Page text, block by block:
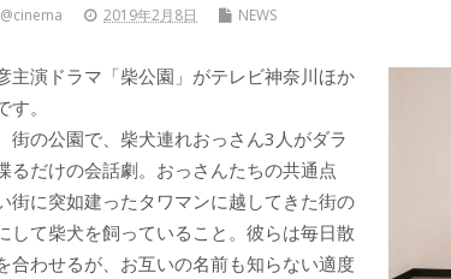
2019年2月8日 NEWS
主演ドラマ「柴公園」がテレビ神奈川ほか
す。
街の公園で、柴犬連れおっさん3人がダラ
るだけの会話劇。おっさんたちの共通点
街に突如建ったタワマンに越してきた街の
して柴犬を飼っていること。彼らは毎日散
合わせるが、お互いの名前も知らない適度